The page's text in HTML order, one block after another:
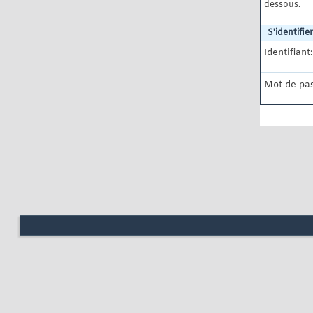
dessous.
S'identifier
Identifiant:
Mot de